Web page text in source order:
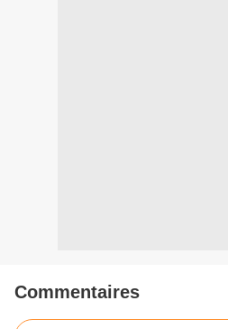
Commentaires